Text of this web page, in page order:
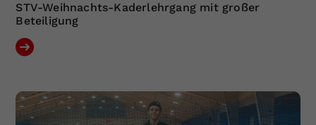
STV-Weihnachts-Kaderlehrgang mit großer
Beteiligung